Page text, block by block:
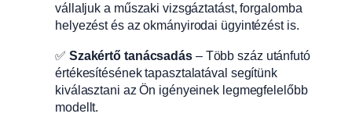
vállaljuk a műszaki vizsgáztatást, forgalomba
helyezést és az okmányirodai ügyintézést is.
✅ Szakértő tanácsadás– Több száz utánfutó
értékesítésének tapasztalatával segítünk
kiválasztani az Ön igényeinek legmegfelelőbb
modellt.